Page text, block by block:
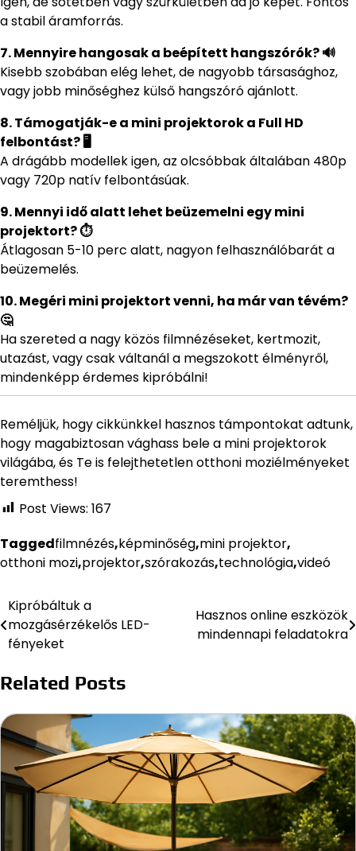
a stabil áramforrás.
7. Mennyire hangosak a beépített hangszórók? 🔊
Kisebb szobában elég lehet, de nagyobb társasághoz,
vagy jobb minőséghez külső hangszóró ajánlott.
8. Támogatják-e a mini projektorok a Full HD
felbontást? 🖥️
A drágább modellek igen, az olcsóbbak általában 480p
vagy 720p natív felbontásúak.
9. Mennyi idő alatt lehet beüzemelni egy mini
projektort? ⏱️
Átlagosan 5-10 perc alatt, nagyon felhasználóbarát a
beüzemelés.
10. Megéri mini projektort venni, ha már van tévém?
🤔
Ha szereted a nagy közös filmnézéseket, kertmozit,
utazást, vagy csak váltanál a megszokott élményről,
mindenképp érdemes kipróbálni!
Reméljük, hogy cikkünkkel hasznos támpontokat adtunk,
hogy magabiztosan vághass bele a mini projektorok
világába, és Te is felejthetetlen otthoni moziélményeket
teremthess!
Post Views: 167
Taggedfilmnézés,képminőség,mini projektor,
otthoni mozi,projektor,szórakozás,technológia,videó
Bejegyzés
navigáció
Kipróbáltuk a
mozgásérzékelős LED-
fényeket
Hasznos online eszközök
mindennapi feladatokra
Related Posts